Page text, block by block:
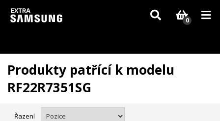
Vzhledem k aktuální situaci se může dodání dílů, které nejsou skladem,
zpozdit. Děkujeme za pochopení.
0
Produkty patřící k modelu
RF22R7351SG
Řazení